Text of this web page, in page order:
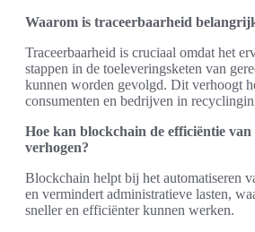
Waarom is traceerbaarheid
Traceerbaarheid is cruciaal omdat het
stappen in de toeleveringsketen van
kunnen worden gevolgd. Dit verhoogt
consumenten en bedrijven in
Hoe kan blockchain de efficiëntie van
verhogen?
Blockchain helpt bij het automatiseren
en vermindert administratieve lasten,
sneller en efficiënter kunnen werken.